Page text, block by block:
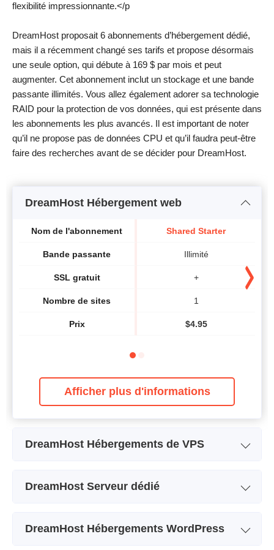
flexibilité impressionnante.</p
DreamHost proposait 6 abonnements d’hébergement dédié,
mais il a récemment changé ses tarifs et propose désormais
une seule option, qui débute à 169 $ par mois et peut
augmenter. Cet abonnement inclut un stockage et une bande
passante illimités. Vous allez également adorer sa technologie
RAID pour la protection de vos données, qui est présente dans
les abonnements les plus avancés. Il est important de noter
qu’il ne propose pas de données CPU et qu’il faudra peut-être
faire des recherches avant de se décider pour DreamHost.
DreamHost Hébergement web
Nom de l'abonnement
Bande passante
SSL gratuit
Nombre de sites
Prix
Shared Starter
Illimité
+
1
$4.95
Afficher plus d'informations
DreamHost Hébergements de VPS
DreamHost Serveur dédié
DreamHost Hébergements WordPress